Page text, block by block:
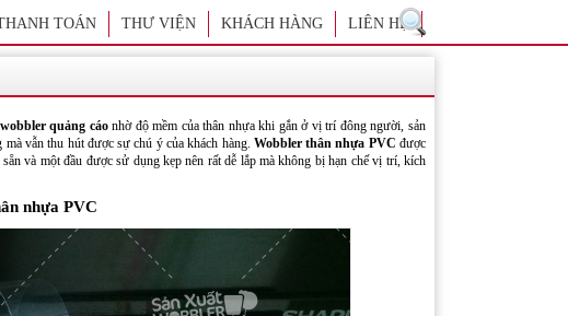
TOÁN THƯ VIỆN KHÁCH HÀNG LIÊN HỆ
wobbler quảng cáonhờ độ mềm của thân nhựa khi gắn ở vị trí đông người, sản
vẫn thu hút được sự chú ý của khách hàng. Wobbler thân nhựa PVC được
và một đầu được sử dụng kẹp nên rất dễ lắp mà không bị hạn chế vị trí, kích
nhựa PVC